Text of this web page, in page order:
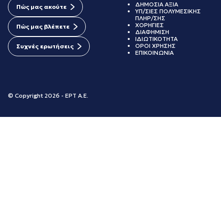
Πώς μας ακούτε
Πώς μας βλέπετε
Συχνές ερωτήσεις
© Copyright 2026 - ΕΡΤ Α.Ε.
ΔΗΜΟΣΙΑ ΑΞΙΑ
ΥΠ/ΣΙΕΣ ΠΟΛΥΜΕΣΙΚΗΣ
ΠΛΗΡ/ΣΗΣ
ΧΟΡΗΓΙΕΣ
ΔΙΑΦΗΜΙΣΗ
ΙΔΙΩΤΙΚΟΤΗΤΑ
ΟΡΟΙ ΧΡΗΣΗΣ
ΕΠΙΚΟΙΝΩΝΙΑ